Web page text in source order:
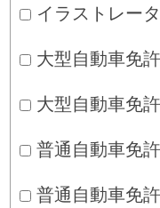
イラストレータ
大型自動車免
大型自動車免
普通自動車免
普通自動車免